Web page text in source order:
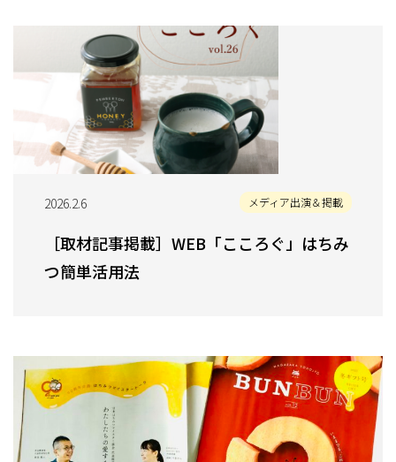
2026.2.6 メディア出演＆掲載
［取材記事掲載］WEB「こころぐ」はちみ
つ簡単活用法